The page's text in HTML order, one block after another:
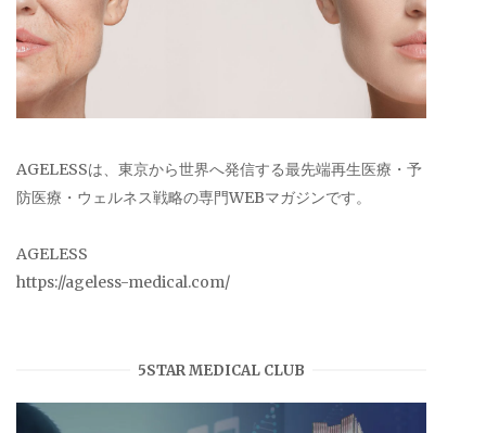
AGELESSは、東京から世界へ発信する最先端再生医療・予
防医療・ウェルネス戦略の専門WEBマガジンです。
AGELESS
https://ageless-medical.com/
5STAR MEDICAL CLUB